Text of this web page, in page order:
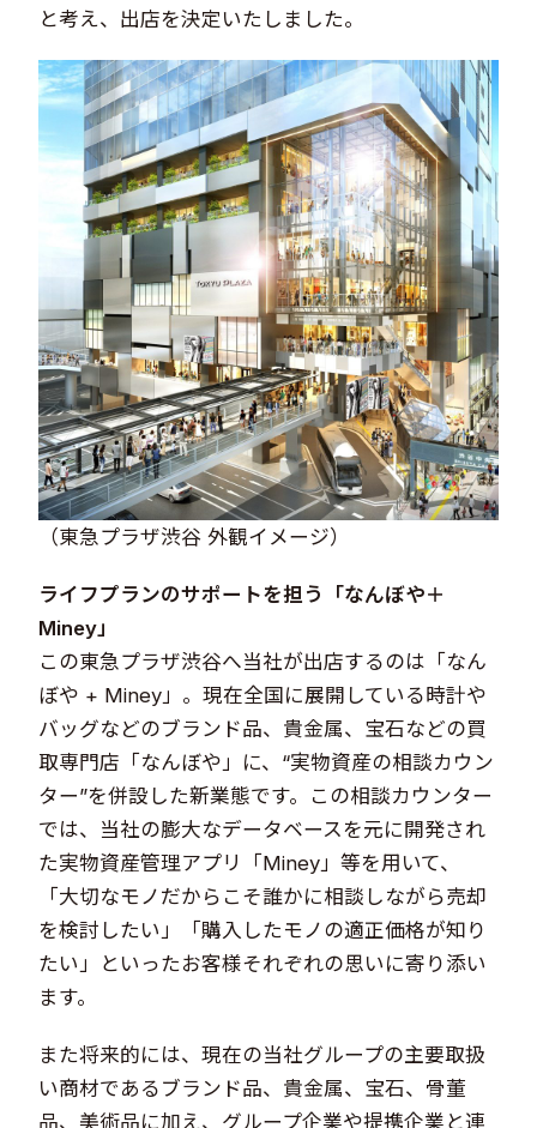
と考え、出店を決定いたしました。
（東急プラザ渋谷 外観イメージ）
ライフプランのサポートを担う「なんぼや＋
Miney」
この東急プラザ渋谷へ当社が出店するのは「なん
ぼや + Miney」。現在全国に展開している時計や
バッグなどのブランド品、貴金属、宝石などの買
取専門店「なんぼや」に、“実物資産の相談カウン
ター”を併設した新業態です。この相談カウンター
では、当社の膨大なデータベースを元に開発され
た実物資産管理アプリ「Miney」等を用いて、
「大切なモノだからこそ誰かに相談しながら売却
を検討したい」「購入したモノの適正価格が知り
たい」といったお客様それぞれの思いに寄り添い
ます。
また将来的には、現在の当社グループの主要取扱
い商材であるブランド品、貴金属、宝石、骨董
品、美術品に加え、グループ企業や提携企業と連